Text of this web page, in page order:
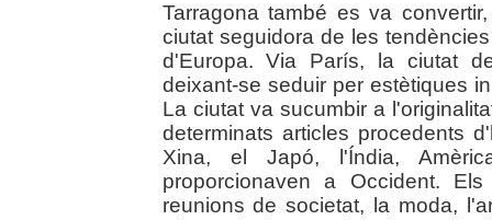
Tarragona també es va
ciutat seguidora de les
d'Europa. Via París, la ciutat
deixant-se seduir per estètiques
La ciutat va sucumbir a
determinats articles procedents
Xina, el Japó, l'Índia,
proporcionaven a Occident.
reunions de societat, la moda,